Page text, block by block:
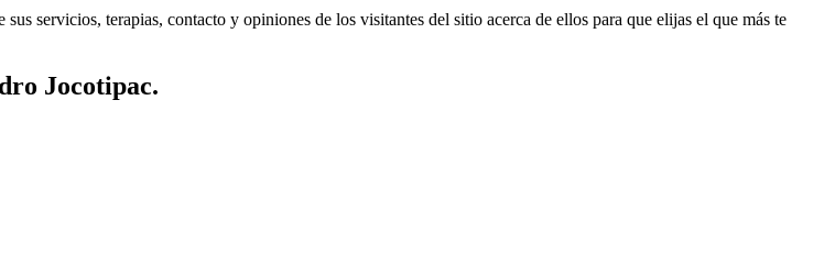
servicios, terapias, contacto y opiniones de los visitantes del sitio acerca de ellos para que elijas el que más te
Jocotipac.